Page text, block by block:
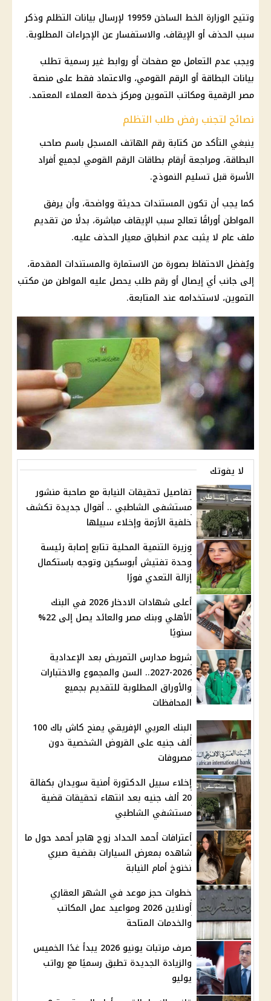
وتتيح الوزارة الخط الساخن 19959 لإرسال بيانات التظلم وذكر
سبب الحذف أو الإيقاف، والاستفسار عن الإجراءات المطلوبة.
ويجب عدم التعامل مع صفحات أو روابط غير رسمية تطلب
بيانات البطاقة أو الرقم القومي، والاعتماد فقط على منصة
مصر الرقمية ومكاتب التموين ومركزخدمة العملاء المعتمد.
نصائح لتجنب رفض طلب التظلم
ينبغي التأكد من كتابة رقم الهاتف المسجل باسم صاحب
البطاقة، ومراجعة أرقام بطاقات الرقم القومي لجميع أفراد
الأسرة قبل تسليم النموذج.
كما يجب أن تكون المستندات حديثة وواضحة، وأن يرفق
المواطن أوراقًا تعالج سبب الإيقاف مباشرة، بدلًا من تقديم
ملف عام لا يثبت عدم انطباق معيار الحذف عليه.
ويُفضل الاحتفاظ بصورة من الاستمارة والمستندات المقدمة،
إلى جانب أي إيصال أو رقم طلب يحصل عليه المواطن من مكتب
التموين، لاستخدامه عند المتابعة.
لا يفوتك
تفاصيل تحقيقات النيابة مع صاحبة منشور
مستشفى الشاطبي .. أقوال جديدة تكشف
خلفية الأزمة وإخلاء سبيلها
وزيرة التنمية المحلية تتابع إصابة رئيسة
وحدة تفتيش أبوسكين وتوجه باستكمال
إزالة التعدي فورًا
أعلى شهادات الادخار 2026 في البنك
الأهلي وبنك مصر والعائد يصل إلى 22%
سنويًا
شروط مدارس التمريض بعد الإعدادية
2026-2027.. السن والمجموع والاختبارات
والأوراق المطلوبة للتقديم بجميع
المحافظات
البنك العربي الإفريقي يمنح كاش باك 100
ألف جنيه على القروض الشخصية دون
مصروفات
إخلاء سبيل الدكتورة أمنية سويدان بكفالة
20 ألف جنيه بعد انتهاء تحقيقات قضية
مستشفي الشاطبي
أعترافات أحمد الحداد زوج هاجر أحمد حول ما
شاهده بمعرض السيارات بقضية صبري
نخنوخ أمام النيابة
خطوات حجز موعد في الشهر العقاري
أونلاين 2026 ومواعيد عمل المكاتب
والخدمات المتاحة
صرف مرتبات يونيو 2026 يبدأ غدًا الخميس
والزيادة الجديدة تطبق رسميًا مع رواتب
يوليو